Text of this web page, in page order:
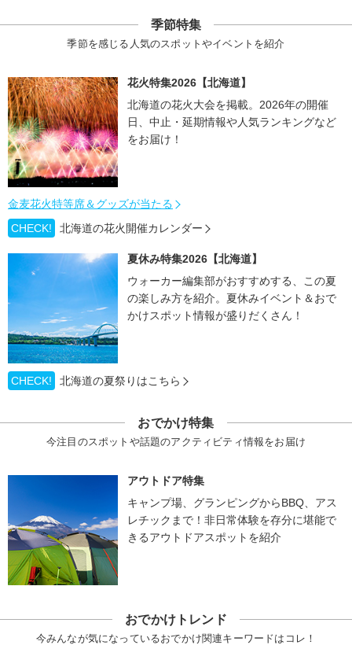
季節特集
季節を感じる人気のスポットやイベントを紹介
花火特集2026【北海道】
北海道の花火大会を掲載。2026年の開催
日、中止・延期情報や人気ランキングなど
をお届け！
金麦花火特等席＆グッズが当たる
CHECK!
北海道の花火開催カレンダー
夏休み特集2026【北海道】
ウォーカー編集部がおすすめする、この夏
の楽しみ方を紹介。夏休みイベント＆おで
かけスポット情報が盛りだくさん！
CHECK! 北海道の夏祭りはこちら
おでかけ特集
今注目のスポットや話題のアクティビティ情報をお届け
アウトドア特集
キャンプ場、グランピングからBBQ、アス
レチックまで！非日常体験を存分に堪能で
きるアウトドアスポットを紹介
おでかけトレンド
今みんなが気になっているおでかけ関連キーワードはコレ！